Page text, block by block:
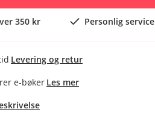
350 kr Personlig service
Levering og retur
e-bøker Les mer